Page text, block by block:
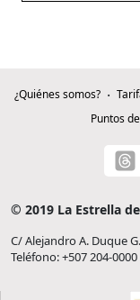
¿Quiénes somos?
Puntos
© 2019 La Estrella
C/ Alejandro A. Duque
Teléfono: +507 204-0000